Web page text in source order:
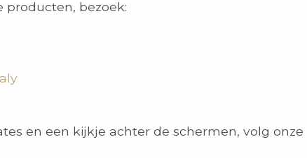
producten, bezoek:
en een kijkje achter de schermen, volg onze